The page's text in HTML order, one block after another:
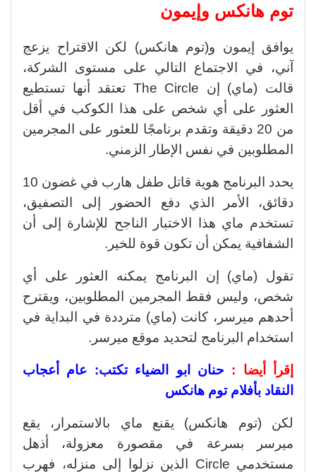
توم هانكس وإيمون
يوافق إيمون و(توم هانكس) لكن الاقتراح يزعج
آني، في الاجتماع التالي على مستوى الشركة،
قالت (ماي) إن The Circle تعتقد أنها تستطيع
العثور على أي شخص على هذا الكوكب في أقل
من 20 دقيقة وتقدم برنامجًا للعثور على المجرمين
المطلوبين في نفس الإطار الزمني.
يحدد البرنامج هوية قاتل طفل هارب في غضون 10
دقائق، الأمر الذي دفع الحضور إلى التصفيق،
تستخدم ماي هذا الاختبار الناجح للإشارة إلى أن
الشفافية يمكن أن تكون قوة للخير.
تقول (ماي) إن البرنامج يمكنه العثور على أي
شخص، وليس فقط المجرمين المطلوبين، ويقترح
أحدهم ميرسر، كانت (ماي) مترددة في البداية في
استخدام البرنامج لتحديد موقع ميرسر.
إقرأ أيضا :حنان ابو الضياء تكتب: عام أعجاب
النقاد بأفلام توم هانكس
لكن (توم هانكس) يقنع ماي بالاستمرار، يقع
ميرسر بسرعة في مقصورة معزولة، أذهل
مستخدمي Circle الذين نزلوا إلى منزله، فهرب